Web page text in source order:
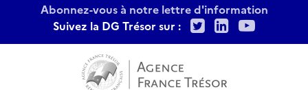
Abonnez-vous à notre lettre d'information
Suivez la DG Trésor sur :
TwitterLinkedIn